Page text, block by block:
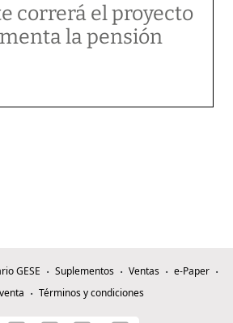
correrá el proyecto
la pensión
GESE Suplementos Ventas
e-Paper
Términos y condiciones